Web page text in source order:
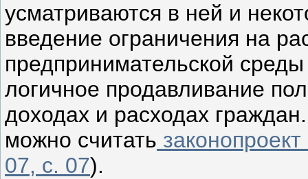
усматриваются в ней и
введение ограничения на
предпринимательской
логичное продавливание
доходах и расходах
можно считать
07, с. 07).